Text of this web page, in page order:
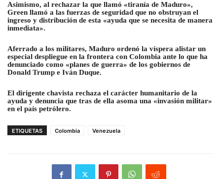
Asimismo, al rechazar la que llamó «tiranía de Maduro»,
Green llamó a las fuerzas de seguridad que no obstruyan el
ingreso y distribución de esta «ayuda que se necesita de manera
inmediata».
Aferrado a los militares, Maduro ordenó la víspera alistar un
especial despliegue en la frontera con Colombia ante lo que ha
denunciado como «planes de guerra» de los gobiernos de
Donald Trump e Iván Duque.
El dirigente chavista rechaza el carácter humanitario de la
ayuda y denuncia que tras de ella asoma una «invasión militar»
en el país petrólero.
ETIQUETAS Colombia Venezuela